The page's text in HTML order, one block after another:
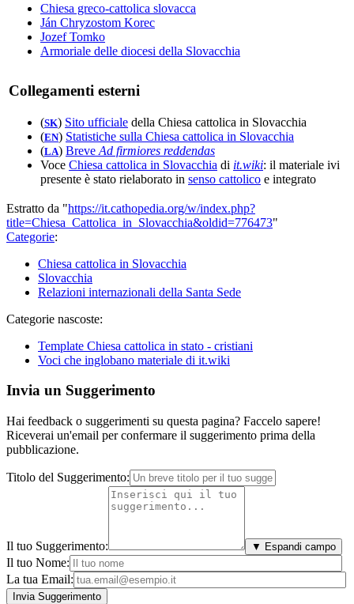
Chiesa greco-cattolica slovacca
Ján Chryzostom Korec
Jozef Tomko
Armoriale delle diocesi della Slovacchia
Collegamenti esterni
(SK) Sito ufficiale della Chiesa cattolica in Slovacchia
(EN) Statistiche sulla Chiesa cattolica in Slovacchia
(LA) Breve Ad firmiores reddendas
Voce Chiesa cattolica in Slovacchia di it.wiki: il materiale ivi
presente è stato rielaborato in senso cattolico e integrato
Estratto da "https://it.cathopedia.org/w/index.php?
title=Chiesa_Cattolica_in_Slovacchia&oldid=776473"
Categorie:
Chiesa cattolica in Slovacchia
Slovacchia
Relazioni internazionali della Santa Sede
Categorie nascoste:
Template Chiesa cattolica in stato - cristiani
Voci che inglobano materiale di it.wiki
Invia un Suggerimento
Hai feedback o suggerimenti su questa pagina? Faccelo sapere!
Riceverai un'email per confermare il suggerimento prima della
pubblicazione.
Titolo del Suggerimento:
Il tuo Suggerimento: ▼ Espandi campo
Il tuo Nome:
La tua Email: